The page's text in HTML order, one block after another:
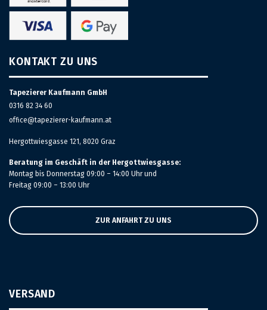
KONTAKT ZU UNS
Tapezierer Kaufmann GmbH
0316 82 34 60
office@tapezierer-kaufmann.at
Hergottwiesgasse 121, 8020 Graz
Beratung im Geschäft in der Hergottwiesgasse:
Montag bis Donnerstag 09:00 – 14:00 Uhr und
Freitag 09:00 – 13:00 Uhr
ZUR ANFAHRT ZU UNS
VERSAND